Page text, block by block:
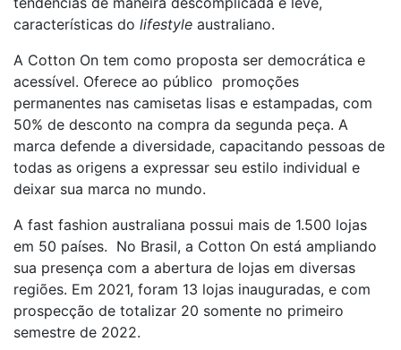
características do lifestyle australiano.
A Cotton On tem como proposta ser democrática e
acessível. Oferece ao público promoções
permanentes nas camisetas lisas e estampadas, com
50% de desconto na compra da segunda peça. A
marca defende a diversidade, capacitando pessoas de
todas as origens a expressar seu estilo individual e
deixar sua marca no mundo.
A fast fashion australiana possui mais de 1.500 lojas
em 50 países. No Brasil, a Cotton On está ampliando
sua presença com a abertura de lojas em diversas
regiões. Em 2021, foram 13 lojas inauguradas, e com
prospecção de totalizar 20 somente no primeiro
semestre de 2022.